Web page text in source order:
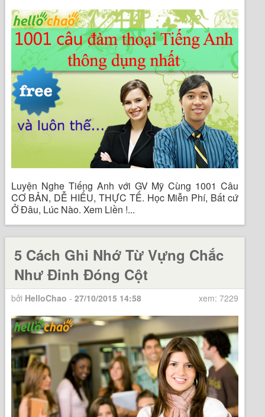
Luyện Nghe Tiếng Anh với GV Mỹ Cùng 1001 Câu
CƠ BẢN, DỄ HIỂU, THỰC TẾ. Học Miễn Phí, Bất cứ
Ở Đâu, Lúc Nào. Xem Liền !...
5 Cách Ghi Nhớ Từ Vựng Chắc
Như Đinh Đóng Cột
bởi HelloChao -27/10/2015 14:58 xem: 7229